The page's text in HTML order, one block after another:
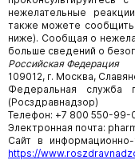
нежелательные
также можете
ниже). Сообщая о
больше сведений о
Российская Федерация
109012, г. Москва,
Федеральная служба
(Росздравнадзор)
Телефон: +7 800 550-99-
Электронная почта:
Сайт в информационно-
https://